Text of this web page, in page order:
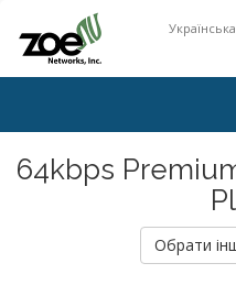
Українська
64kbps
Обрати